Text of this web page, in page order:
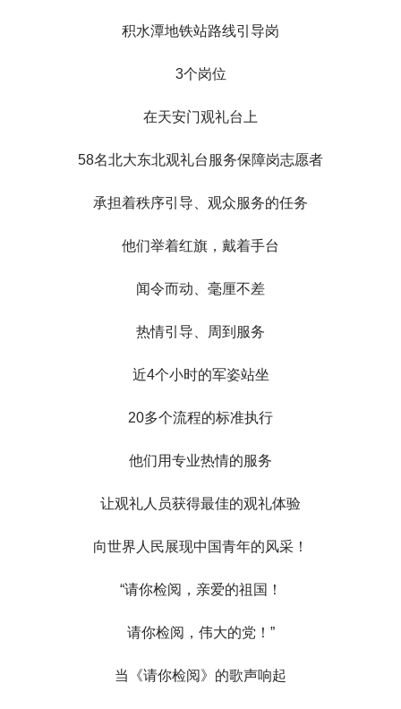
积水潭地铁站路线引导岗
3个岗位
在天安门观礼台上
58名北大东北观礼台服务保障岗志愿者
承担着秩序引导、观众服务的任务
他们举着红旗，戴着手台
闻令而动、毫厘不差
热情引导、周到服务
近4个小时的军姿站坐
20多个流程的标准执行
他们用专业热情的服务
让观礼人员获得最佳的观礼体验
向世界人民展现中国青年的风采！
“请你检阅，亲爱的祖国！
请你检阅，伟大的党！”
当《请你检阅》的歌声响起